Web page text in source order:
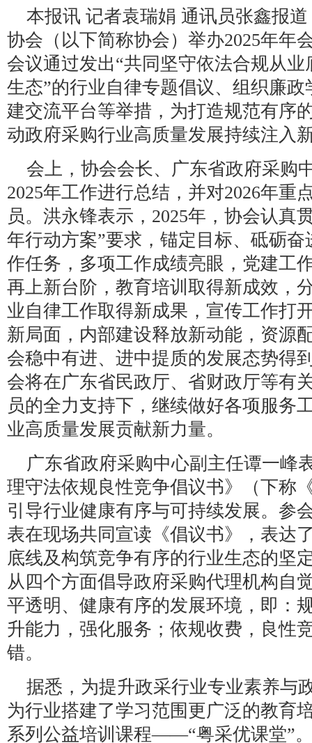
本报讯 记者袁瑞娟 通讯员张鑫报
协会（以下简称协会）举办2025年年
会议通过发出“共同坚守依法合规从
生态”的行业自律专题倡议、组织廉
建交流平台等举措，为打造规范有序
动政府采购行业高质量发展持续注入
会上，协会会长、广东省政府采购
2025年工作进行总结，并对2026年重
员。洪永锋表示，2025年，协会认真
年行动方案”要求，锚定目标、砥砺
作任务，多项工作成绩亮眼，党建工
再上新台阶，教育培训取得新成效，
业自律工作取得新成果，宣传工作打
新局面，内部建设释放新动能，资源
会稳中有进、进中提质的发展态势得
会将在广东省民政厅、省财政厅等有
员的全力支持下，继续做好各项服务
业高质量发展贡献新力量。
广东省政府采购中心副主任谭一峰
理守法依规良性竞争倡议书》（下称
引导行业健康有序与可持续发展。参
表在现场共同宣读《倡议书》，表达
底线及构筑竞争有序的行业生态的坚
从四个方面倡导政府采购代理机构自
平透明、健康有序的发展环境，即：
升能力，强化服务；依规收费，良性
错。
据悉，为提升政采行业专业素养与
为行业搭建了学习范围更广泛的教育
系列公益培训课程——“粤采优课堂”